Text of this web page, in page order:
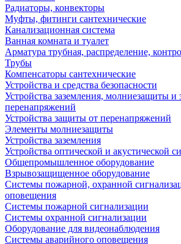
Радиаторы, конвекторы
Муфты, фитинги сантехнические
Канализационная система
Ванная комната и туалет
Арматура трубная, распределение,
Трубы
Компенсаторы сантехнические
Устройства и средства безопасности
Устройства заземления, молниезащиты и
перенапряжений
Устройства защиты от перенапряжений
Элементы молниезащиты
Устройства заземления
Устройства оптической и акустической
Общепромышленное оборудование
Взрывозащищенное оборудование
Системы пожарной, охранной
оповещения
Системы пожарной сигнализации
Системы охранной сигнализации
Оборудование для видеонаблюдения
Системы аварийного оповещения